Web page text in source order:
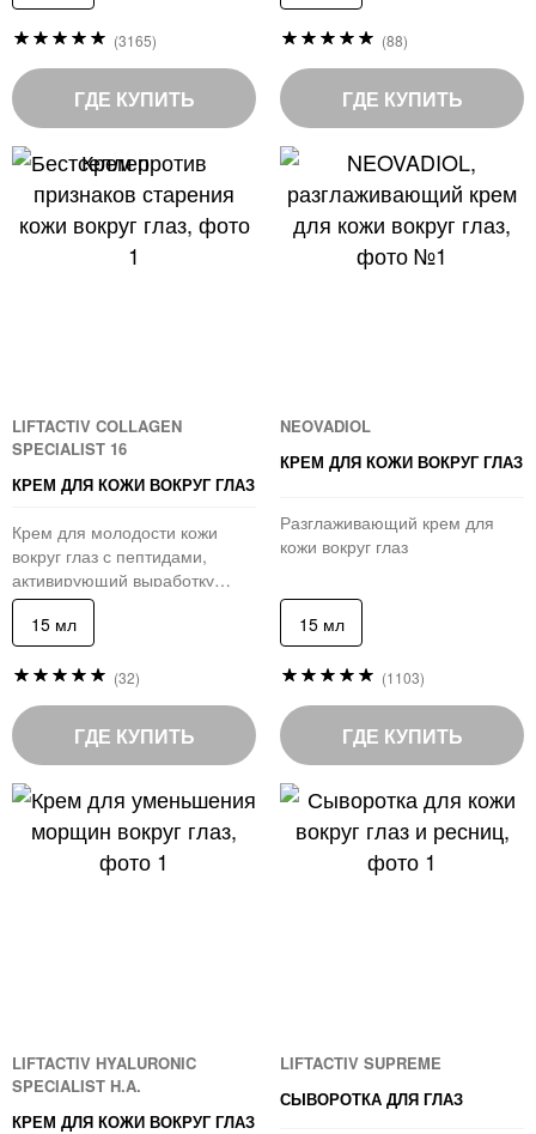
Рейтинг:
of
100
(3165)
ГДЕ КУПИТЬ
Рейтинг:
of
100
(88)
ГДЕ КУПИТЬ
LIFTACTIV COLLAGEN
SPECIALIST 16
КРЕМ ДЛЯ КОЖИ ВОКРУГ ГЛАЗ
Крем для молодости кожи
вокруг глаз с пептидами,
активирующий выработку
коллагена в коже
15 мл
Рейтинг:
of
100
(32)
ГДЕ КУПИТЬ
NEOVADIOL
КРЕМ ДЛЯ КОЖИ ВОКРУГ ГЛАЗ
Разглаживающий крем для
кожи вокруг глаз
15 мл
Рейтинг:
of
100
(1103)
ГДЕ КУПИТЬ
LIFTACTIV HYALURONIC
SPECIALIST H.A.
КРЕМ ДЛЯ КОЖИ ВОКРУГ ГЛАЗ
LIFTACTIV SUPREME
СЫВОРОТКА ДЛЯ ГЛАЗ